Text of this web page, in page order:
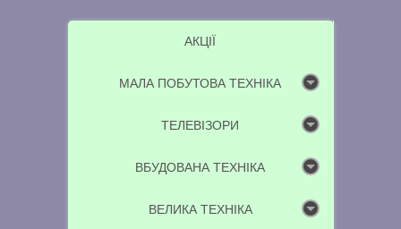
АКЦІЇ
МАЛА ПОБУТОВА ТЕХНІКА
ТЕЛЕВІЗОРИ
ВБУДОВАНА ТЕХНІКА
ВЕЛИКА ТЕХНІКА